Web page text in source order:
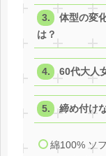
体型の変
は？
60代大人
締め付け
綿100% ソ